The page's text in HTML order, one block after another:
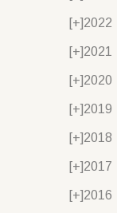
[+]2022
[+]2021
[+]2020
[+]2019
[+]2018
[+]2017
[+]2016